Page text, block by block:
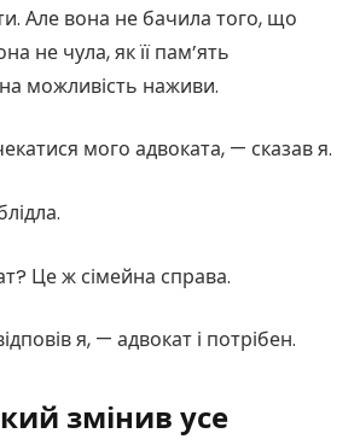
Але вона не бачила того, що
не чула, як її пам’ять
можливість наживи.
мого адвоката, — сказав я.
Це ж сімейна справа.
я, — адвокат і потрібен.
змінив усе